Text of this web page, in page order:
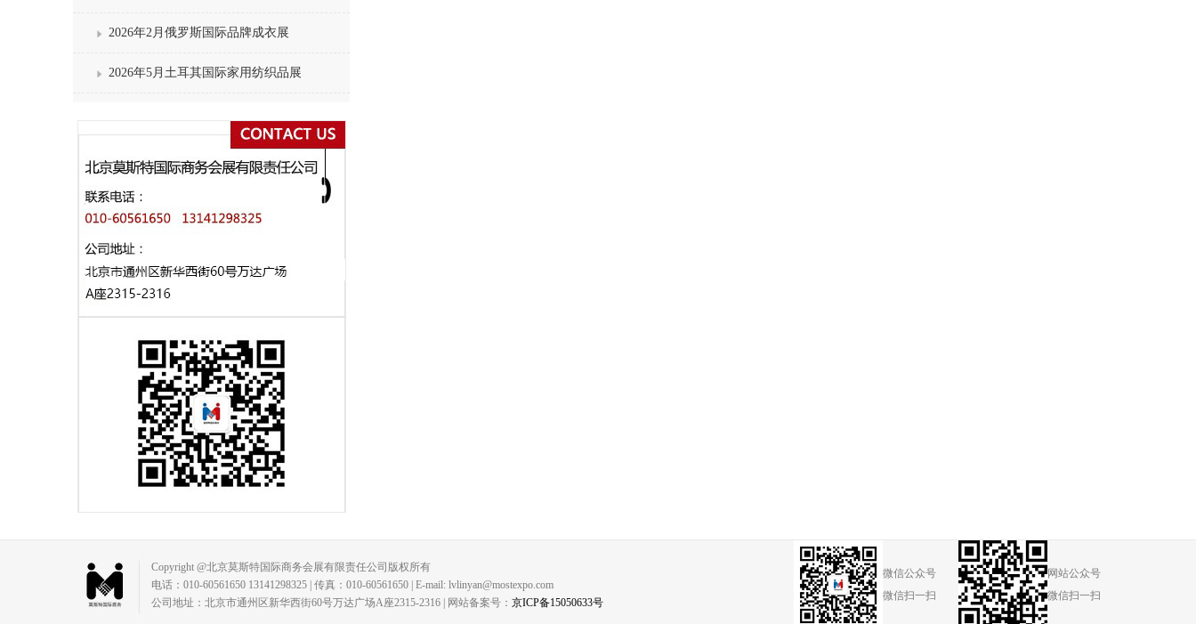
2026年2月俄罗斯国际品牌成衣展
2026年5月土耳其国际家用纺织品展
Copyright @北京莫斯特国际商务会展有限责任公司版权所有
电话：010-60561650 13141298325 | 传真：010-60561650 | E-mail: lvlinyan@mostexpo.com
公司地址：北京市通州区新华西街60号万达广场A座2315-2316 | 网站备案号： 京ICP备15050633号
网站公众号
微信扫一扫
微信公众号
微信扫一扫